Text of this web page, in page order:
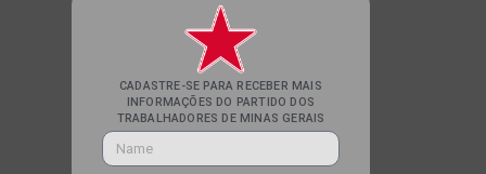
CADASTRE-SE PARA RECEBER MAIS
INFORMAÇÕES DO PARTIDO DOS
TRABALHADORES DE MINAS GERAIS